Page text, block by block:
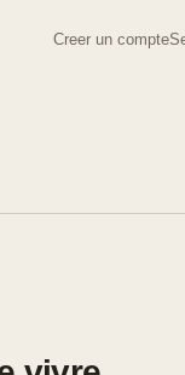
Creer un compte